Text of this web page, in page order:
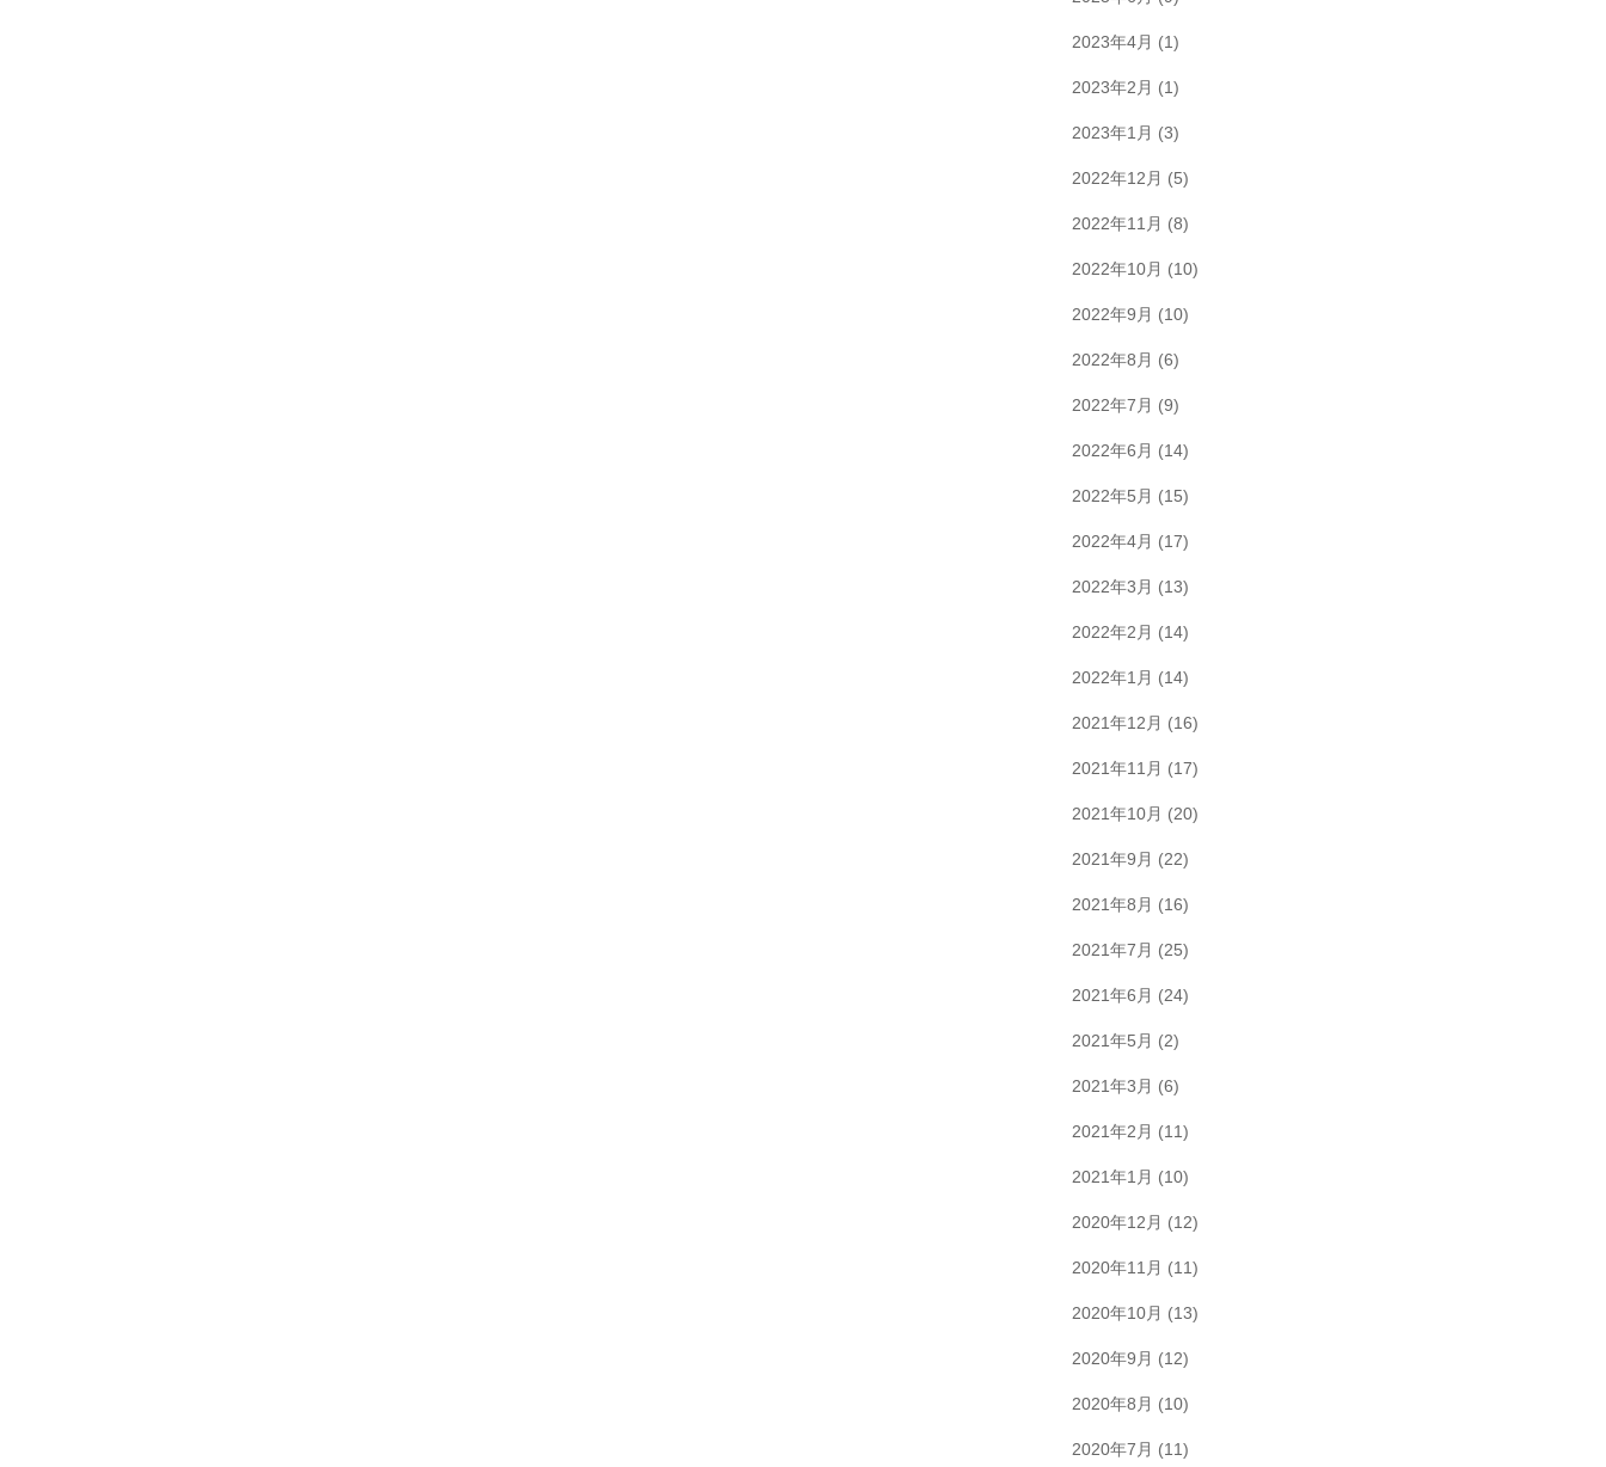
2023年4月 (1)
2023年2月 (1)
2023年1月 (3)
2022年12月 (5)
2022年11月 (8)
2022年10月 (10)
2022年9月 (10)
2022年8月 (6)
2022年7月 (9)
2022年6月 (14)
2022年5月 (15)
2022年4月 (17)
2022年3月 (13)
2022年2月 (14)
2022年1月 (14)
2021年12月 (16)
2021年11月 (17)
2021年10月 (20)
2021年9月 (22)
2021年8月 (16)
2021年7月 (25)
2021年6月 (24)
2021年5月 (2)
2021年3月 (6)
2021年2月 (11)
2021年1月 (10)
2020年12月 (12)
2020年11月 (11)
2020年10月 (13)
2020年9月 (12)
2020年8月 (10)
2020年7月 (11)